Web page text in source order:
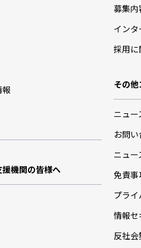
機関の皆様へ
募集内
イン
採用に
その
ニュー
お問
ニュ
免責事
プラ
情報セ
反社